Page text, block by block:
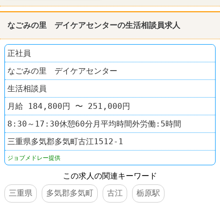
なごみの里 デイケアセンターの生活相談員求人
正社員
なごみの里 デイケアセンター
生活相談員
月給 184,800円 〜 251,000円
8:30～17:30休憩60分月平均時間外労働:5時間
三重県多気郡多気町古江1512-1
ジョブメドレー提供
この求人の関連キーワード
三重県
多気郡多気町 古江 栃原駅